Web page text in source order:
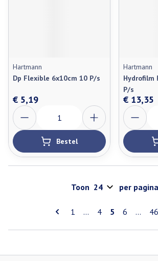
Hartmann
Dp Flexible 6x10cm 10 P/s
€ 5,19
Aantal
Bestel
Hartmann
Hydrofilm
P/s
€ 13,35
Aantal
Pagina's
Pagina
1 ... Pagina
4 U lees
5 Pagina
6 ... 46
Toon per pagina